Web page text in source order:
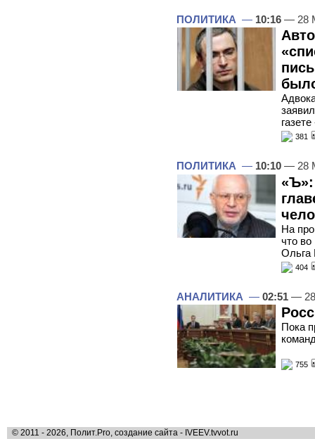
ПОЛИТИКА — 10:16 — 28
381
ПОЛИТИКА — 10:10 — 28
«Ъ»:
На
что во
Ольга
404
АНАЛИТИКА — 02:51 —
Пока
755
© 2011 - 2026, Полит.Pro, создание сайта - IVEEV.tvvot.ru